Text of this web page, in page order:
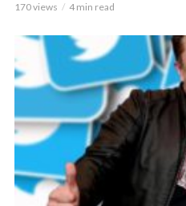
170 views 4 min read